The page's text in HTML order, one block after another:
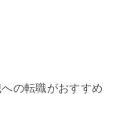
の転職がおすすめ